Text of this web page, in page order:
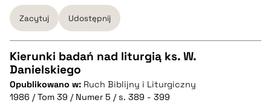
BIBTEX
pobierz cytat
Zacytuj Udostępnij
CZYSTY TEKST
Kierunki badań nad liturgią ks. W.
Danielskiego
Opublikowano w: Ruch Biblijny i Liturgiczny
1986 / Tom 39 / Numer 5 / s. 389 - 399